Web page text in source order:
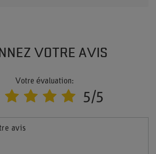
VOTRE AVIS
Votre évaluation:
5/5
avis